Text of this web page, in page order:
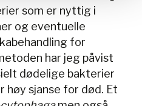
som er nyttig i
og eventuelle
for
har jeg påvist
dødelige bakterier
høy sjanse for død. Et